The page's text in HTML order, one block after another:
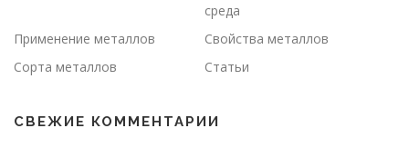
среда
Применение металлов
Свойства металлов
Сорта металлов
Статьи
СВЕЖИЕ КОММЕНТАРИИ